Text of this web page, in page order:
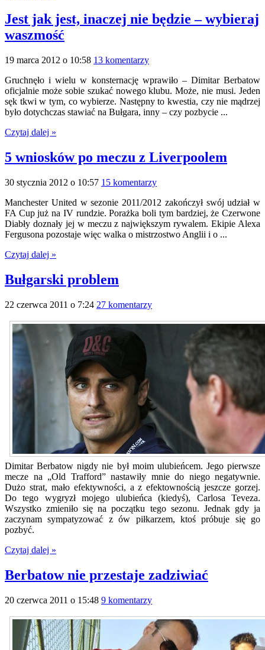
Jest jak jest, inaczej nie będzie – wybieraj
waszmość
19 marca 2012 o 10:58 13 komentarzy
Gruchnęło i wielu w konsternację wprawiło – Dimitar Berbatow
oficjalnie może sobie szukać nowego klubu. Może, nie musi. Jeden
sęk tkwi w tym, co wybierze. Następny to kwestia, czy nie mądrzej
było dotychczas stawiać na Bułgara, inny – czy pozbycie ...
Czytaj dalej »
5 wniosków po meczu z Liverpoolem
30 stycznia 2012 o 10:57 15 komentarzy
Manchester United w sezonie 2011/2012 zakończył swój udział w
FA Cup już na IV rundzie. Porażka boli tym bardziej, że Czerwone
Diabły doznały jej w meczu z największym rywalem. Ekipie Alexa
Fergusona pozostaje więc walka o mistrzostwo Anglii i o ...
Czytaj dalej »
Bułgarski problem
22 czerwca 2011 o 7:24 27 komentarzy
Dimitar Berbatow nigdy nie był moim ulubieńcem. Jego pierwsze
mecze na „Old Trafford” nastawiły mnie do niego negatywnie.
Dużo strat, mało efektywności, a z efektownością jeszcze gorzej.
Do tego wygryzł mojego ulubieńca (kiedyś), Carlosa Teveza.
Wszystko zmieniło się na początku tego sezonu. Jednak gdy ja
zaczynam sympatyzować z ów piłkarzem, ktoś próbuje się go
pozbyć.
Czytaj dalej »
Berbatow nie przestaje zadziwiać
20 czerwca 2011 o 15:48 9 komentarzy